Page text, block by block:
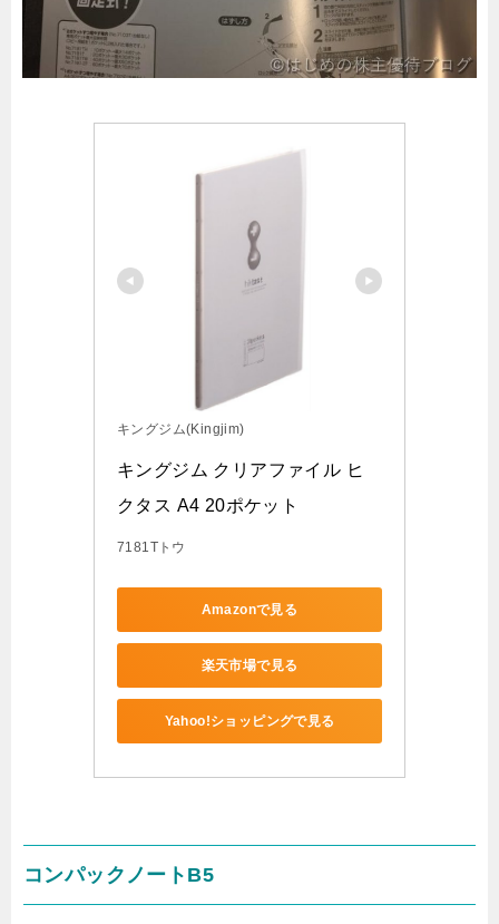
キングジム(Kingjim)
キングジム クリアファイル ヒ
クタス A4 20ポケット
7181Tトウ
Amazonで見る
楽天市場で見る
Yahoo!ショッピングで見る
コンパックノートB5